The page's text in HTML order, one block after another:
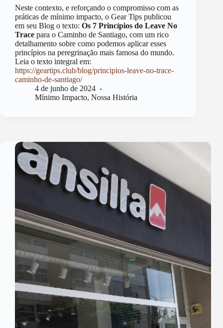
Neste contexto, e reforçando o compromisso com as
práticas de mínimo impacto, o Gear Tips publicou
em seu Blog o texto: Os 7 Princípios do Leave No
Trace para o Caminho de Santiago, com um rico
detalhamento sobre como podemos aplicar esses
princípios na peregrinação mais famosa do mundo.
Leia o texto integral em:
https://geartips.club/blog/principios-leave-no-trace-
caminho-de-santiago/
4 de junho de 2024
Mínimo Impacto, Nossa História